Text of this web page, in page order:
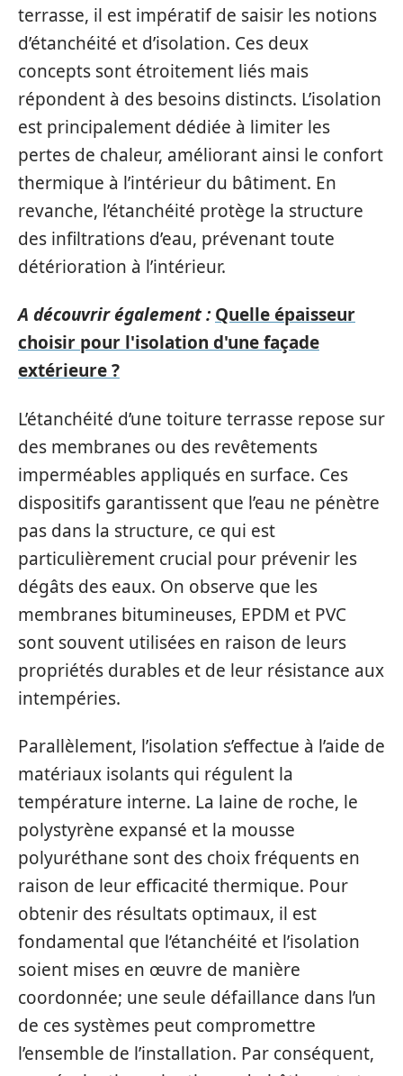
terrasse, il est impératif de saisir les notions
d’étanchéité et d’isolation. Ces deux
concepts sont étroitement liés mais
répondent à des besoins distincts. L’isolation
est principalement dédiée à limiter les
pertes de chaleur, améliorant ainsi le confort
thermique à l’intérieur du bâtiment. En
revanche, l’étanchéité protège la structure
des infiltrations d’eau, prévenant toute
détérioration à l’intérieur.
A découvrir également : Quelle épaisseur
choisir pour l'isolation d'une façade
extérieure ?
L’étanchéité d’une toiture terrasse repose sur
des membranes ou des revêtements
imperméables appliqués en surface. Ces
dispositifs garantissent que l’eau ne pénètre
pas dans la structure, ce qui est
particulièrement crucial pour prévenir les
dégâts des eaux. On observe que les
membranes bitumineuses, EPDM et PVC
sont souvent utilisées en raison de leurs
propriétés durables et de leur résistance aux
intempéries.
Parallèlement, l’isolation s’effectue à l’aide de
matériaux isolants qui régulent la
température interne. La laine de roche, le
polystyrène expansé et la mousse
polyuréthane sont des choix fréquents en
raison de leur efficacité thermique. Pour
obtenir des résultats optimaux, il est
fondamental que l’étanchéité et l’isolation
soient mises en œuvre de manière
coordonnée; une seule défaillance dans l’un
de ces systèmes peut compromettre
l’ensemble de l’installation. Par conséquent,